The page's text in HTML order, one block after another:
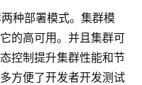
种部署模式。集群模
的高可用。并且集群可
控制提升集群性能和节
方便了开发者开发测试